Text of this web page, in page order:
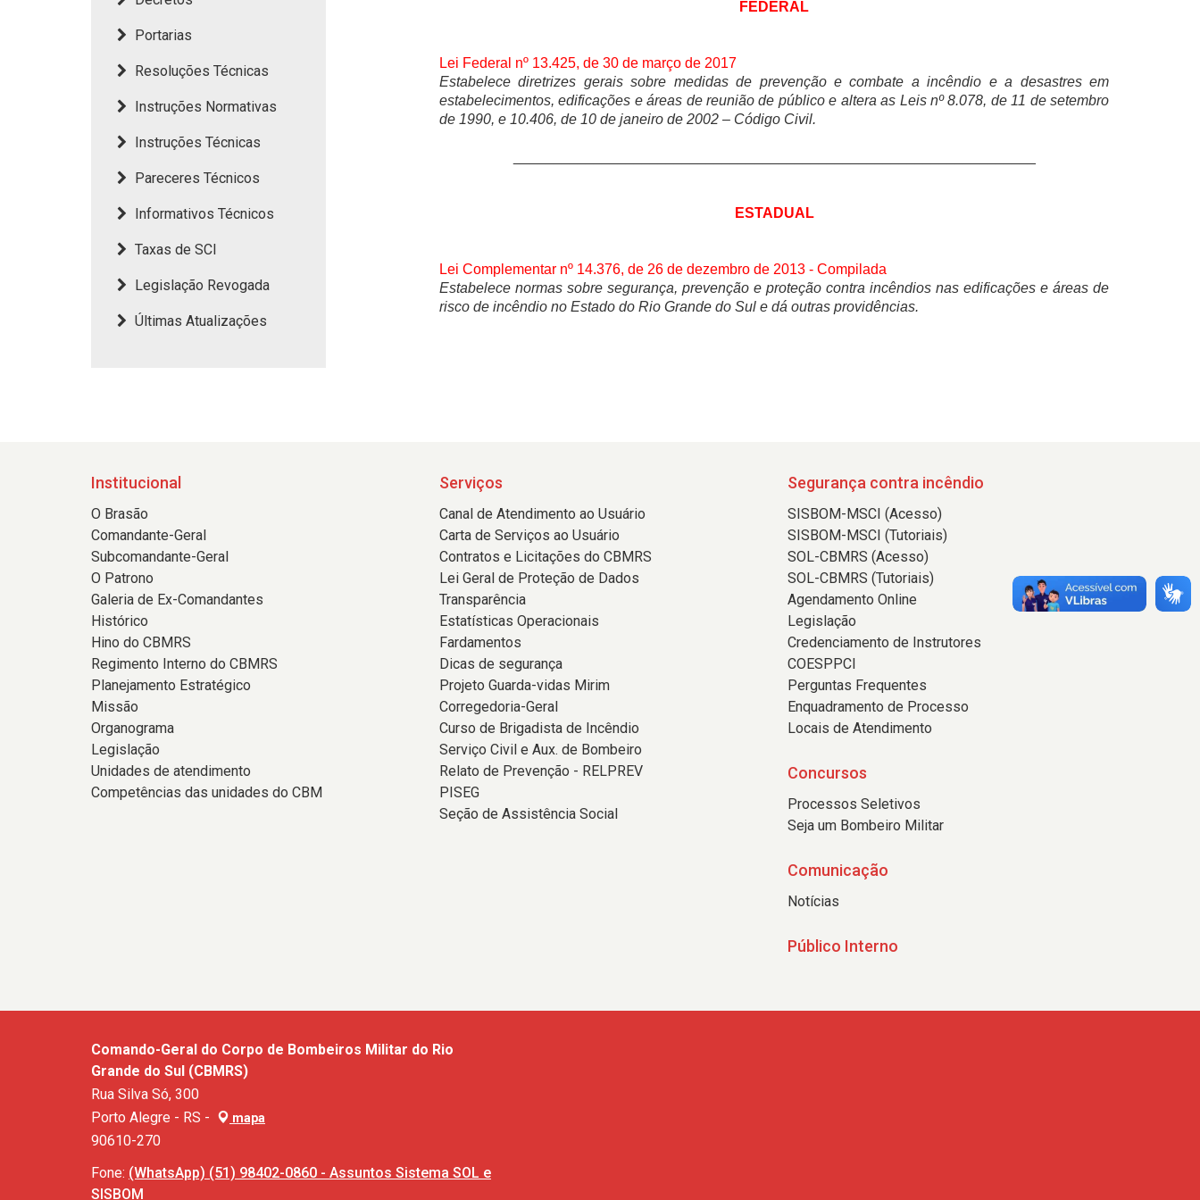
Portarias
Resoluções Técnicas
Instruções Normativas
Instruções Técnicas
Pareceres Técnicos
Informativos Técnicos
Taxas de SCI
Legislação Revogada
Últimas Atualizações
FEDERAL
Lei Federal nº 13.425, de 30 de março de 2017
Estabelece diretrizes gerais sobre medidas de prevenção e combate a incêndio e a desastres em
estabelecimentos, edificações e áreas de reunião de público e altera as Leis nº 8.078, de 11 de setembro
de 1990, e 10.406, de 10 de janeiro de 2002 – Código Civil.
ESTADUAL
Lei Complementar nº 14.376, de 26 de dezembro de 2013 - Compilada
Estabelece normas sobre segurança, prevenção e proteção contra incêndios nas edificações e áreas de
risco de incêndio no Estado do Rio Grande do Sul e dá outras providências.
Institucional
O Brasão
Comandante-Geral
Subcomandante-Geral
O Patrono
Galeria de Ex-Comandantes
Histórico
Hino do CBMRS
Regimento Interno do CBMRS
Planejamento Estratégico
Missão
Organograma
Legislação
Unidades de atendimento
Competências das unidades do CBM
Serviços
Canal de Atendimento ao Usuário
Carta de Serviços ao Usuário
Contratos e Licitações do CBMRS
Lei Geral de Proteção de Dados
Transparência
Estatísticas Operacionais
Fardamentos
Dicas de segurança
Projeto Guarda-vidas Mirim
Corregedoria-Geral
Curso de Brigadista de Incêndio
Serviço Civil e Aux. de Bombeiro
Relato de Prevenção - RELPREV
PISEG
Seção de Assistência Social
Segurança contra incêndio
SISBOM-MSCI (Acesso)
SISBOM-MSCI (Tutoriais)
SOL-CBMRS (Acesso)
SOL-CBMRS (Tutoriais)
Agendamento Online
Legislação
Credenciamento de Instrutores
COESPPCI
Perguntas Frequentes
Enquadramento de Processo
Locais de Atendimento
Concursos
Processos Seletivos
Seja um Bombeiro Militar
Comunicação
Notícias
Público Interno
Comando-Geral do Corpo de Bombeiros Militar do Rio
Grande do Sul (CBMRS)
Rua Silva Só, 300
Porto Alegre - RS -
mapa
90610-270
Fone: (WhatsApp) (51) 98402-0860 - Assuntos Sistema SOL e
SISBOM